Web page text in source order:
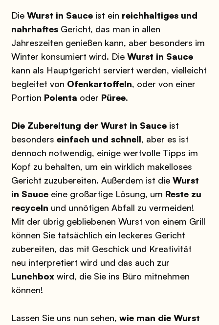
Die Wurst in Sauceist ein reichhaltiges und
nahrhaftesGericht, das man in allen
Jahreszeiten genießen kann, aber besonders im
Winter konsumiert wird. Die Wurst in Sauce
kann als Hauptgericht serviert werden, vielleicht
begleitet von Ofenkartoffeln, oder von einer
Portion Polenta oder Püree.
Die Zubereitung der Wurst in Sauceist
besonders einfach und schnell, aber es ist
dennoch notwendig, einige wertvolle Tipps im
Kopf zu behalten, um ein wirklich makelloses
Gericht zuzubereiten. Außerdem ist die Wurst
in Sauceeine großartige Lösung, um Reste zu
recyceln und unnötigen Abfall zu vermeiden!
Mit der übrig gebliebenen Wurst von einem Grill
können Sie tatsächlich ein leckeres Gericht
zubereiten, das mit Geschick und Kreativität
neu interpretiert wird und das auch zur
Lunchbox wird, die Sie ins Büro mitnehmen
können!
Lassen Sie uns nun sehen, wie man die Wurst